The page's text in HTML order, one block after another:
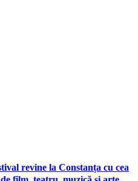
revine la Constanța cu cea